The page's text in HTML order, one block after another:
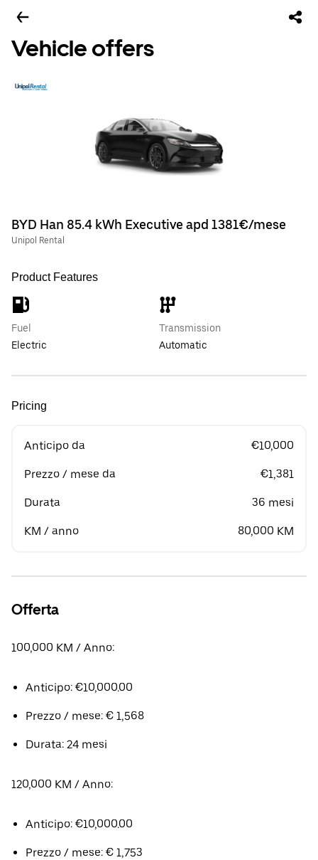
Vehicle offers
BYD Han 85.4 kWh Executive apd 1381€/mese
Unipol Rental
Product Features
Fuel
Electric
Transmission
Automatic
Pricing
Anticipo da €10,000
Prezzo / mese da €1,381
Durata 36 mesi
KM / anno 80,000 KM
Offerta
100,000 KM / Anno:
Anticipo: €10,000.00
Prezzo / mese: € 1,568
Durata: 24 mesi
120,000 KM / Anno:
Anticipo: €10,000.00
Prezzo / mese: € 1,753